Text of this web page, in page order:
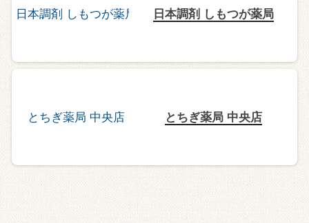
日本調剤 しもつが薬局
とちぎ薬局 中央店